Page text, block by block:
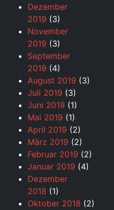
Dezember
2019 (3)
November
2019 (3)
September
2019 (4)
August 2019 (3)
Juli 2019 (3)
Juni 2019 (1)
Mai 2019 (1)
April 2019 (2)
März 2019 (2)
Februar 2019 (2)
Januar 2019 (4)
Dezember
2018 (1)
Oktober 2018 (2)